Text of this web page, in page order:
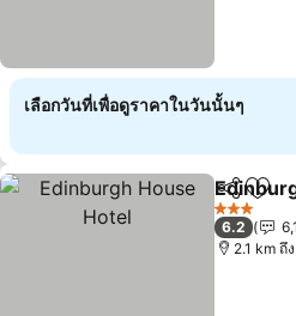
เลือกวันที่เพื่อดูราคาในวันนั้นๆ
แชร์ เพิ่ม
3 ดาว
6.2
2.1 km ถึ